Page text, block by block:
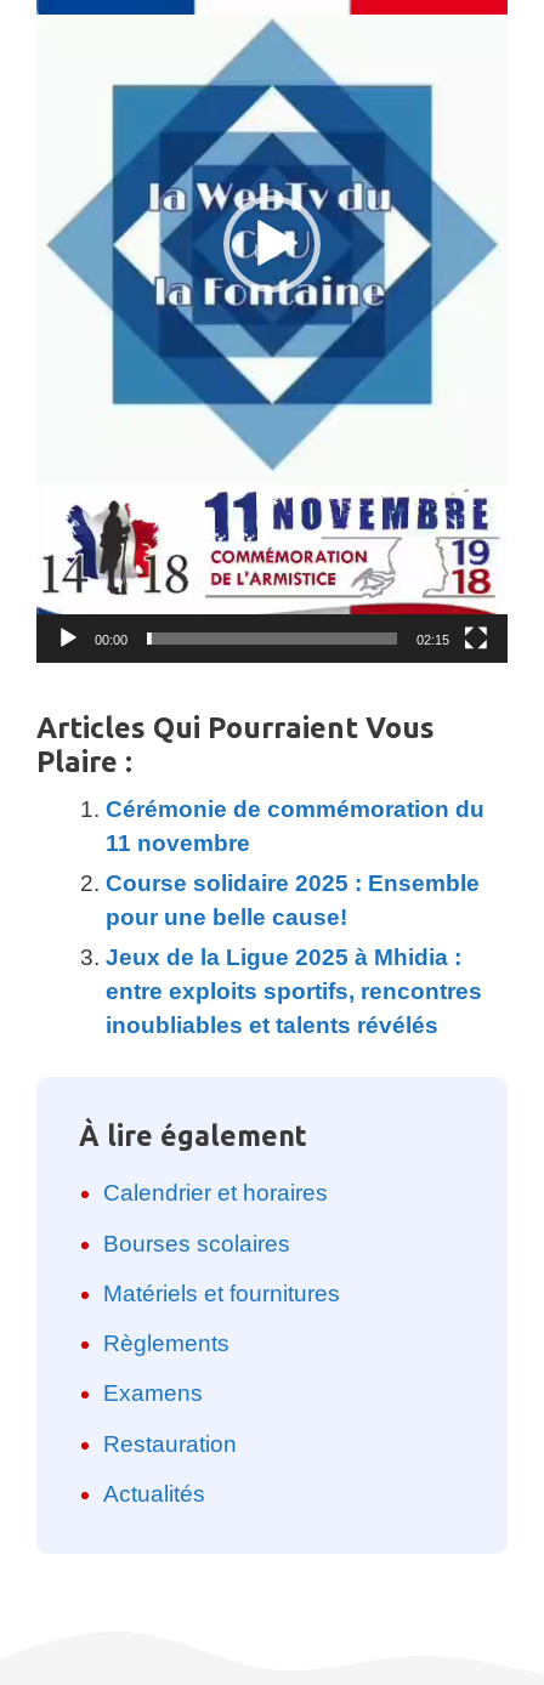
00:00 02:15
Articles Qui Pourraient Vous
Plaire :
Cérémonie de commémoration du
11 novembre
Course solidaire 2025 : Ensemble
pour une belle cause!
Jeux de la Ligue 2025 à Mhidia :
entre exploits sportifs, rencontres
inoubliables et talents révélés
À lire également
Calendrier et horaires
Bourses scolaires
Matériels et fournitures
Règlements
Examens
Restauration
Actualités